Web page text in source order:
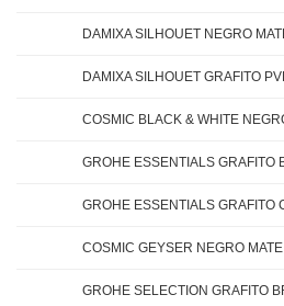
DAMIXA SILHOUET NEGRO
DAMIXA SILHOUET GRAFITO
COSMIC BLACK & WHITE
GROHE ESSENTIALS GRAFITO
GROHE ESSENTIALS GRAFITO
COSMIC GEYSER NEGRO MATE
GROHE SELECTION GRAFITO